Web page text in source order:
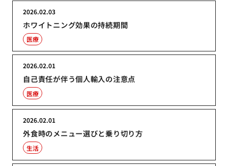
ホワイトニング効果の持続期間
2026.02.03
医療
自己責任が伴う個人輸入の注意点
2026.02.01
医療
外食時のメニュー選びと乗り切り方
2026.02.01
生活